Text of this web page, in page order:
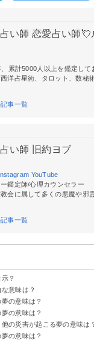
占い師 恋愛占い師💘
累計5000人以上を鑑定し
洋占星術、タロット、数秘
事一覧
占い師 旧約ヨブ
YouTube
鑑定師/心理カウンセラー
会に属して多くの悪魔や邪
事一覧
？
意味は？
ブルに見舞われる暗示
ラブル発生に注意！
が決まる
夢の意味は？
【吉夢】
夢【警告夢】
る夢【凶夢】
夢【警告夢】
る夢【予知夢】
吉夢】
【警告夢】
夢】
【警告夢】
夢の意味は？
凶夢】
警告夢】
夢】
夢】
警告夢】
夢】
】
他の災害が起こる夢の意味は
る夢【警告夢】
る夢【凶夢】
る夢【吉夢】
夢【吉夢】
る夢【警告夢】
夢の意味は？